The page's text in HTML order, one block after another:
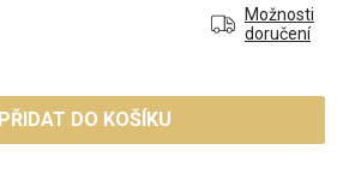
Možnosti
doručení
PŘIDAT DO KOŠÍKU